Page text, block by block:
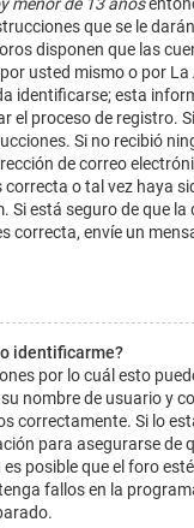
que se le
disponen que las
usted mismo o por
identificarse; esta
el proceso de registro.
Si no recibió
de correo
correcta o tal vez haya
Si está seguro de que la
correcta, envíe un
identificarme?
por lo cuál esto
nombre de usuario y
correctamente. Si lo
para asegurarse de
es posible que el foro
fallos en la